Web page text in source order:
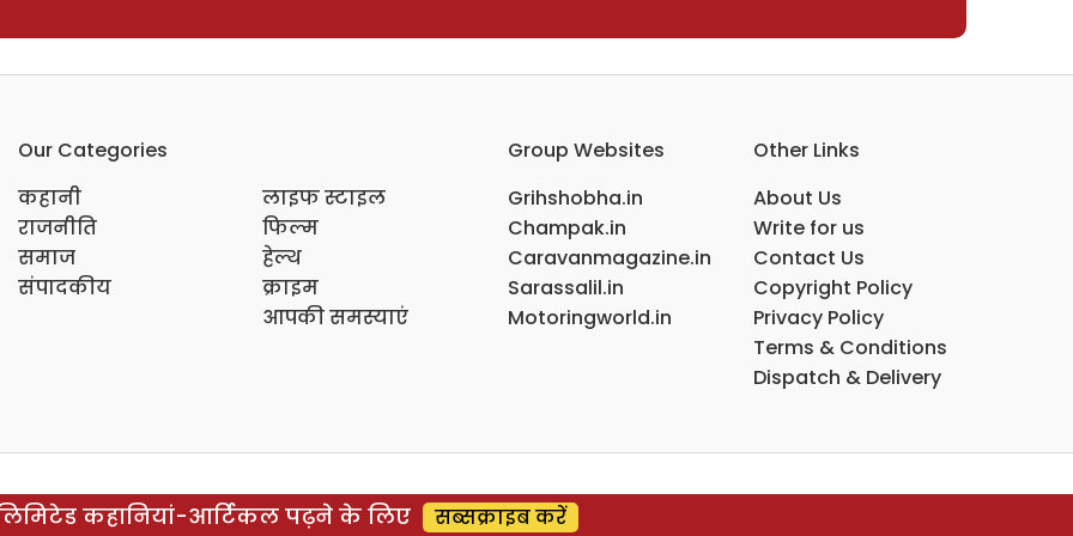
Our Categories
कहानी
राजनीति
समाज
संपादकीय
लाइफ स्टाइल
फिल्म
हेल्थ
क्राइम
आपकी समस्याएं
Group Websites
Grihshobha.in
Champak.in
Caravanmagazine.in
Sarassalil.in
Motoringworld.in
Other Links
About Us
Write for us
Contact Us
Copyright Policy
Privacy Policy
Terms & Conditions
Dispatch & Delivery
कहानियां-आर्टिकल पढ़ने के लिए सब्सक्राइब करें